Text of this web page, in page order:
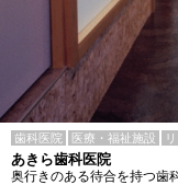
歯科医院 医療・福祉施設
あきら歯科医院
奥行きのある待合を持つ歯